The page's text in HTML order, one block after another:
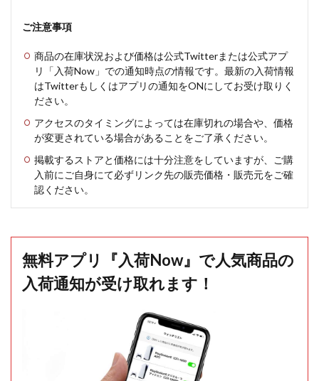
ご注意事項
商品の在庫状況および価格は公式Twitterまたは公式アプ
リ「入荷Now」での通知時点の情報です。最新の入荷情報
はTwitterもしくはアプリの通知をONにしてお受け取りく
ださい。
アクセスのタイミングによっては在庫切れの場合や、価格
が変更されている場合があることをご了承ください。
掲載するストアと価格には十分注意をしていますが、ご購
入前にご自身にて必ずリンク先の販売価格・販売元をご確
認ください。
無料アプリ『入荷Now』で人気商品の
入荷通知が受け取れます！